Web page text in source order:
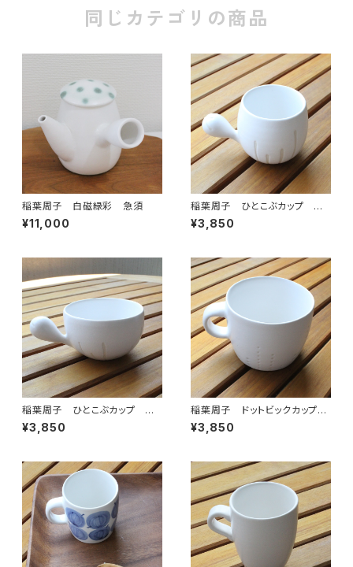
同じカテゴリの商品
稲葉周子 白磁緑彩 急須
¥11,000
稲葉周子 ひとこぶカップ ホ
ワイト 1
¥3,850
稲葉周子 ひとこぶカップ ホ
ワイト 2
¥3,850
稲葉周子 ドットビックカップ
ホワイト
¥3,850